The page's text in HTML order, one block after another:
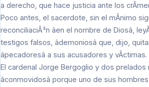
a derecho, que hace justicia ante los
Poco antes, el sacerdote, sin el mÃ­nimo
reconciliaciÃ³n âen el nombre de Diosâ,
testigos falsos, âdemoniosâ que, dijo,
âpecadoresâ a sus acusadores y vÃ­ctimas.
El cardenal Jorge Bergoglio y dos
âconmovidosâ porque uno de sus